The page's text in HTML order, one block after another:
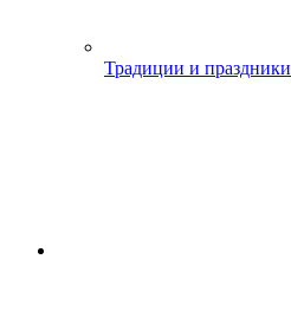
Традиции и праздники